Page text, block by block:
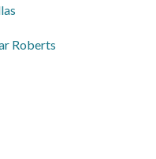
Roberts